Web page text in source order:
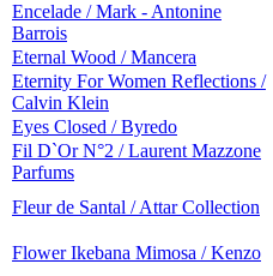
Encelade / Mark - Antonine
Barrois
Eternal Wood / Mancera
Eternity For Women Reflections /
Calvin Klein
Eyes Closed / Byredo
Fil D`Or N°2 / Laurent Mazzone
Parfums
Fleur de Santal / Attar Collection
Flower Ikebana Mimosa / Kenzo